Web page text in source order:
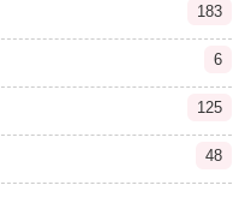
183
6
125
48